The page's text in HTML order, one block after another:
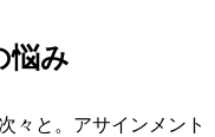
悩み
々と。アサインメント